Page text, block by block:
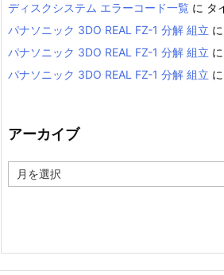
ディスクシステム エラーコード一覧 に タ
パナソニック 3DO REAL FZ-1 分解 組立 に
パナソニック 3DO REAL FZ-1 分解 組立 に
パナソニック 3DO REAL FZ-1 分解 組立 に
アーカイブ
ー